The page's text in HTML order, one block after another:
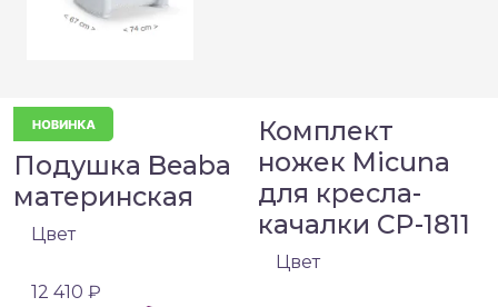
Подушка Beaba
материнская
Цвет
12 410 ₽
Комплект
ножек Micuna
для кресла-
качалки CP-1811
Цвет